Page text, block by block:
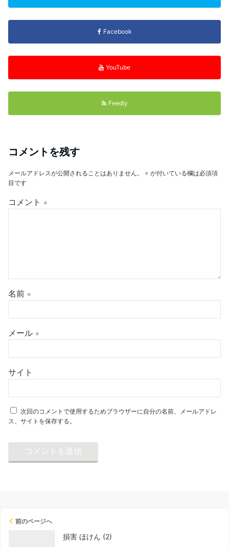
Facebook
YouTube
Feedly
コメントを残す
メールアドレスが公開されることはありません。 ※ が付いている欄は必須項
目です
コメント ※
名前 ※
メール ※
サイト
次回のコメントで使用するためブラウザーに自分の名前、メールアドレ
ス、サイトを保存する。
前のページへ
損害 ほけん (2)